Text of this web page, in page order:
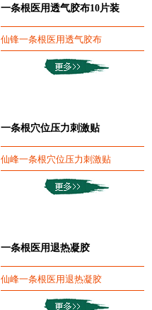
一条根医用透气胶布10片装
仙锋一条根医用透气胶布
一条根穴位压力刺激贴
仙峰一条根穴位压力刺激贴
一条根医用退热凝胶
仙峰一条根医用退热凝胶